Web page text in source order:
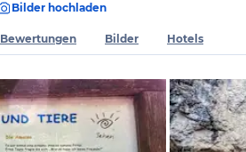
Bilder hochladen
Bewertungen Bilder Hotels